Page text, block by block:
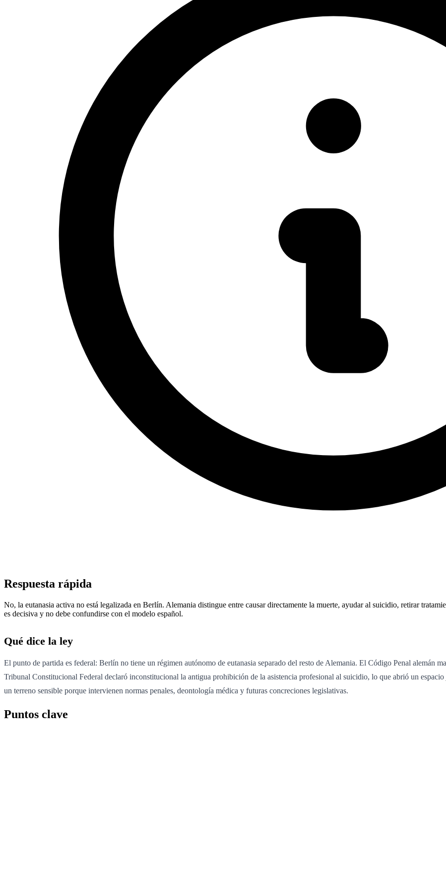
Respuesta rápida
No, la eutanasia activa no está legalizada en Berlín. Alemania distingue entre causar directamente la muerte, ayudar al suicidio, retirar
es decisiva y no debe confundirse con el modelo español.
Qué dice la ley
El punto de partida es federal: Berlín no tiene un régimen autónomo de eutanasia separado del resto de Alemania. El Código Penal alemán
Tribunal Constitucional Federal declaró inconstitucional la antigua prohibición de la asistencia profesional al suicidio, lo que abrió un
un terreno sensible porque intervienen normas penales, deontología médica y futuras concreciones legislativas.
Puntos clave